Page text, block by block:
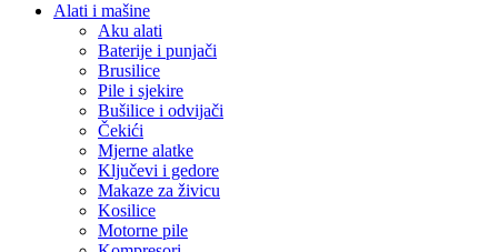
Alati i mašine
Aku alati
Baterije i punjači
Brusilice
Pile i sjekire
Bušilice i odvijači
Čekići
Mjerne alatke
Ključevi i gedore
Makaze za živicu
Kosilice
Motorne pile